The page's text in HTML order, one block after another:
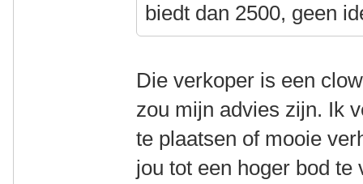
biedt dan 2500, geen
Die verkoper is een
zou mijn advies zijn. Ik
te plaatsen of mooie
jou tot een hoger bod